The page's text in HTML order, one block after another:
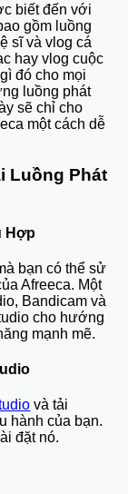
biết đến với
gồm luồng
sĩ và vlog cá
hay vlog cuộc
đó cho mọi
luồng phát
sẽ chỉ cho
một cách dễ
Luồng Phát
Hợp
bạn có thể sử
Afreeca. Một
Bandicam và
cho hướng
mạnh mẽ.
và tải
hành của bạn.
đặt nó.